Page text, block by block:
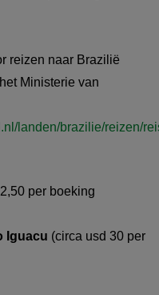
reizen naar Brazilië
Ministerie van
landen/brazilie/reizen/
per boeking
Iguacu (circa usd 30 per